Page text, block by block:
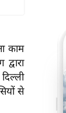
काम
से